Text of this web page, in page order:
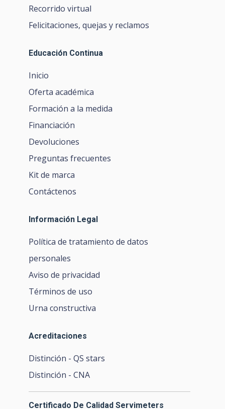
Recorrido virtual
Felicitaciones, quejas y reclamos
Educación Continua
Inicio
Oferta académica
Formación a la medida
Financiación
Devoluciones
Preguntas frecuentes
Kit de marca
Contáctenos
Información Legal
Política de tratamiento de datos
personales
Aviso de privacidad
Términos de uso
Urna constructiva
Acreditaciones
Distinción - QS stars
Distinción - CNA
Certificado De Calidad Servimeters